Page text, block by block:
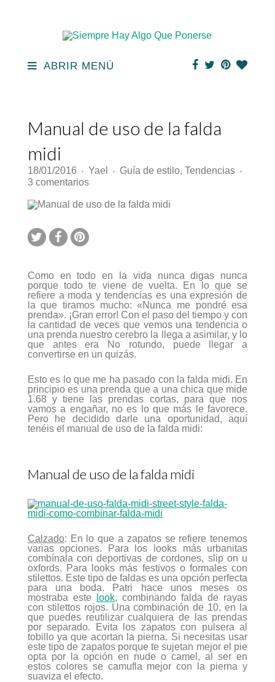
ABRIR MENÚ
Manual de uso de la falda
midi
18/01/2016 ♦ Yael ♦ Guía de estilo, Tendencias ♦
3 comentariosen
de
uso
la
falda
Como en todo en la vida nunca digas nunca
porque todo te viene de vuelta. En lo que se
refiere a moda y tendencias es una expresión de
la que tiramos mucho: «Nunca me pondré esa
prenda». ¡Gran error! Con el paso del tiempo y con
la cantidad de veces que vemos una tendencia o
una prenda nuestro cerebro la llega a asimilar, y lo
que antes era No rotundo, puede llegar a
convertirse en un quizás.
Esto es lo que me ha pasado con la falda midi. En
principio es una prenda que a una chica que mide
1.68 y tiene las prendas cortas, para que nos
vamos a engañar, no es lo que más le favorece.
Pero he decidido darle una oportunidad, aquí
tenéis el manual de uso de la falda midi:
Manual de uso de la falda midi
Calzado: En lo que a zapatos se refiere tenemos
varias opciones. Para los looks más urbanitas
combínala con deportivas de cordones, slip on u
oxfords. Para looks más festivos o formales con
stilettos. Este tipo de faldas es una opción perfecta
para una boda. Patri hace unos meses os
mostraba este
look, combinando falda de rayas
con stilettos rojos. Una combinación de 10, en la
que puedes reutilizar cualquiera de las prendas
por separado. Evita los zapatos con pulsera al
tobillo ya que acortan la pierna. Si necesitas usar
este tipo de zapatos porque te sujetan mejor el pie
opta por la opción en nude o camel, al ser en
estos colores se camufla mejor con la pierna y
suaviza el efecto.